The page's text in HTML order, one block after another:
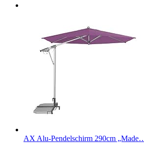
AX Alu-Pendelschirm 290cm